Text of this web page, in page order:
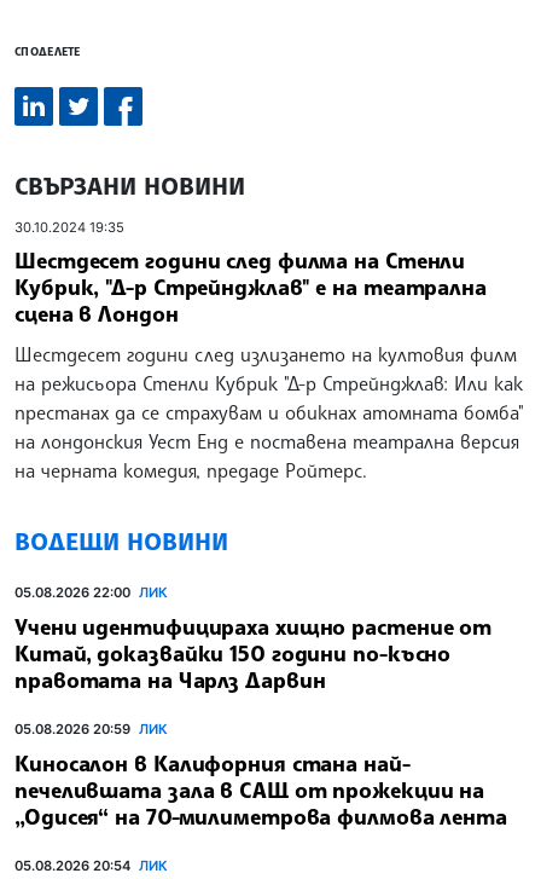
СПОДЕЛЕТЕ
СВЪРЗАНИ НОВИНИ
30.10.2024 19:35
Шестдесет години след филма на Стенли
Кубрик, "Д-р Стрейнджлав" е на театрална
сцена в Лондон
Шестдесет години след излизането на култовия филм
на режисьора Стенли Кубрик "Д-р Стрейнджлав: Или как
престанах да се страхувам и обикнах атомната бомба"
на лондонския Уест Енд е поставена театрална версия
на черната комедия, предаде Ройтерс.
ВОДЕЩИ НОВИНИ
05.08.2026 22:00 ЛИК
Учени идентифицираха хищно растение от
Китай, доказвайки 150 години по-късно
правотата на Чарлз Дарвин
05.08.2026 20:59 ЛИК
Киносалон в Калифорния стана най-
печелившата зала в САЩ от прожекции на
„Одисея“ на 70-милиметрова филмова лента
05.08.2026 20:54 ЛИК